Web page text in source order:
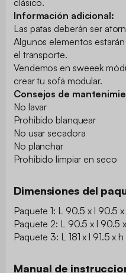
Información adicional:
Las patas deberán ser
Algunos elementos
el transporte.
Vendemos en sweeek
crear tu sofá modular.
Consejos de
No lavar
Prohibido blanquear
No usar secadora
No planchar
Prohibido limpiar en seco
Dimensiones del
Paquete 1: L 90.5 x l 90.5
Paquete 2: L 90.5 x l 90.5
Paquete 3: L 181 x l 91.5 x
Manual de